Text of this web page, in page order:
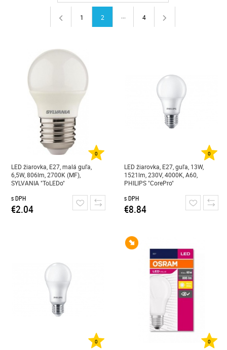
1 2 4
0
LED žiarovka, E27, malá guľa,
6,5W, 806lm, 2700K (MF),
SYLVANIA "ToLEDo"
s DPH
€2.04
0
LED žiarovka, E27, guľa, 13W,
1521lm, 230V, 4000K, A60,
PHILIPS "CorePro"
s DPH
€8.84
0 0